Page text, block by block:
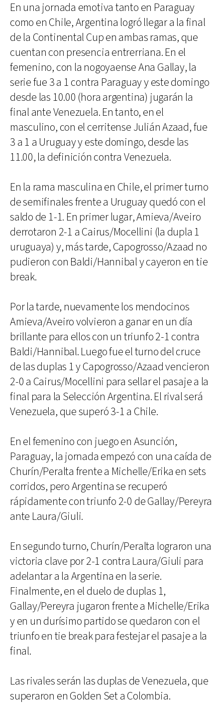
En una jornada emotiva tanto en Paraguay
como en Chile, Argentina logró llegar a la final
de la Continental Cup en ambas ramas, que
cuentan con presencia entrerriana. En el
femenino, con la nogoyaense Ana Gallay, la
serie fue 3 a 1 contra Paraguay y este domingo
desde las 10.00 (hora argentina) jugarán la
final ante Venezuela. En tanto, en el
masculino, con el cerritense Julián Azaad, fue
3 a 1 a Uruguay y este domingo, desde las
11.00, la definición contra Venezuela.
En la rama masculina en Chile, el primer turno
de semifinales frente a Uruguay quedó con el
saldo de 1-1. En primer lugar, Amieva/Aveiro
derrotaron 2-1 a Cairus/Mocellini (la dupla 1
uruguaya) y, más tarde, Capogrosso/Azaad no
pudieron con Baldi/Hannibal y cayeron en tie
break.
Por la tarde, nuevamente los mendocinos
Amieva/Aveiro volvieron a ganar en un día
brillante para ellos con un triunfo 2-1 contra
Baldi/Hannibal. Luego fue el turno del cruce
de las duplas 1 y Capogrosso/Azaad vencieron
2-0 a Cairus/Mocellini para sellar el pasaje a la
final para la Selección Argentina. El rival será
Venezuela, que superó 3-1 a Chile.
En el femenino con juego en Asunción,
Paraguay, la jornada empezó con una caída de
Churín/Peralta frente a Michelle/Erika en sets
corridos, pero Argentina se recuperó
rápidamente con triunfo 2-0 de Gallay/Pereyra
ante Laura/Giuli.
En segundo turno, Churín/Peralta lograron una
victoria clave por 2-1 contra Laura/Giuli para
adelantar a la Argentina en la serie.
Finalmente, en el duelo de duplas 1,
Gallay/Pereyra jugaron frente a Michelle/Erika
y en un durísimo partido se quedaron con el
triunfo en tie break para festejar el pasaje a la
final.
Las rivales serán las duplas de Venezuela, que
superaron en Golden Set a Colombia.